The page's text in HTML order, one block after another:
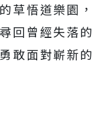
草悟道樂園，
回曾經失落的
敢面對嶄新的